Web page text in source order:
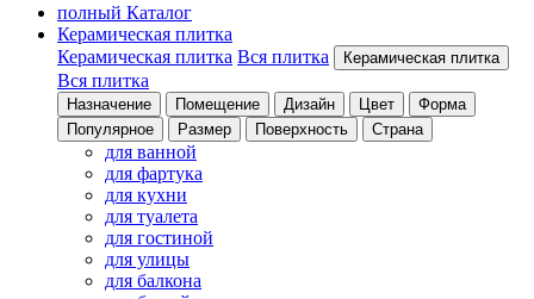
полный Каталог
Керамическая плитка
Керамическая плитка Вся плитка Керамическая плитка
Вся плитка
Назначение Помещение Дизайн Цвет
Форма
Популярное
Размер Поверхность Страна
для ванной
для фартука
для кухни
для туалета
для гостиной
для улицы
для балкона